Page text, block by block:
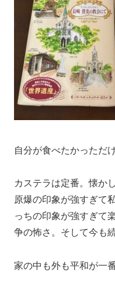
自分が食べたかっただ
カステラは定番。懐か
原爆の印象が強すぎて
っちの印象が強すぎて
争の怖さ。そして今も続
家の中も外も平和が一番